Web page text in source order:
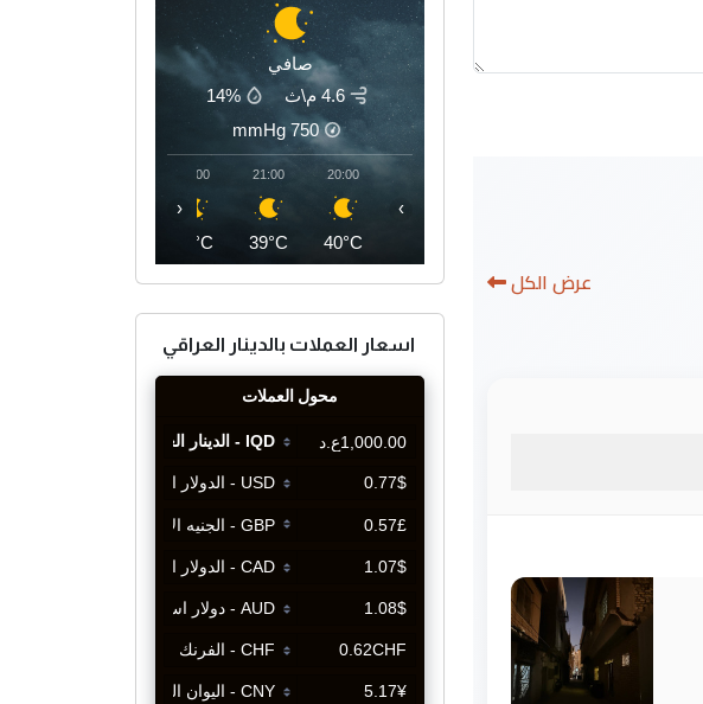
عرض الكل
صافي
4.6 م\ث
14%
750
mmHg
20:00
40°C
21:00
39°C
22:00
38°C
‹ ›
اسعار العملات بالدينار العراقي